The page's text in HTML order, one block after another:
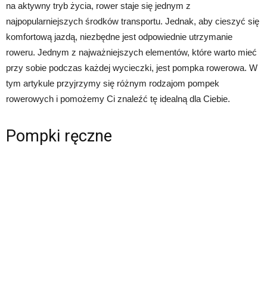
na aktywny tryb życia, rower staje się jednym z
najpopularniejszych środków transportu. Jednak, aby cieszyć się
komfortową jazdą, niezbędne jest odpowiednie utrzymanie
roweru. Jednym z najważniejszych elementów, które warto mieć
przy sobie podczas każdej wycieczki, jest pompka rowerowa. W
tym artykule przyjrzymy się różnym rodzajom pompek
rowerowych i pomożemy Ci znaleźć tę idealną dla Ciebie.
Pompki ręczne